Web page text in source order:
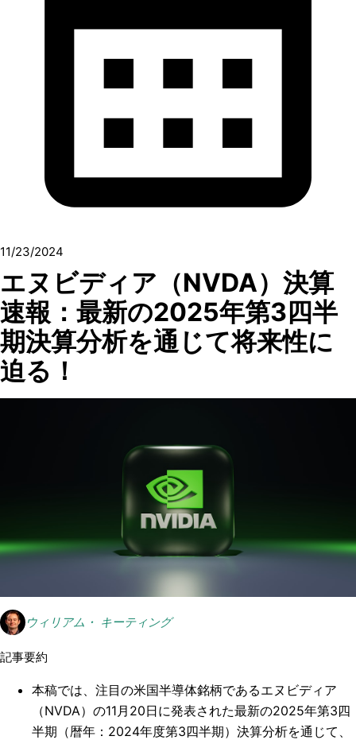
11/23/2024
エヌビディア（NVDA）決算
速報：最新の2025年第3四半
期決算分析を通じて将来性に
迫る！
ウィリアム・ キーティング
記事要約
本稿では、注目の米国半導体銘柄であるエヌビディア
（NVDA）の11月20日に発表された最新の2025年第3四
半期（暦年：2024年度第3四半期）決算分析を通じて、